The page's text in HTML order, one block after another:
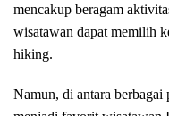
mencakup beragam
wisatawan dapat memilih
hiking.
Namun, di antara berbagai